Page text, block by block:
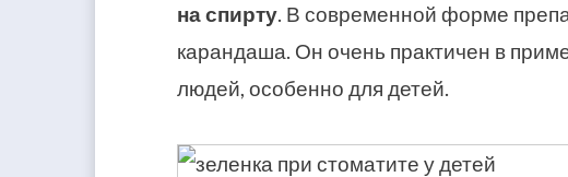
на спирту. В современной форме
карандаша. Он очень практичен в
людей, особенно для детей.